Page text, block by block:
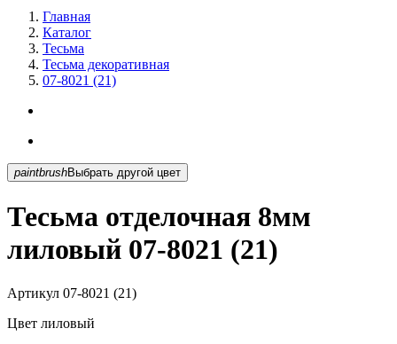
Главная
Каталог
Тесьма
Тесьма декоративная
07-8021 (21)
paintbrush Выбрать другой цвет
Тесьма отделочная 8мм
лиловый 07-8021 (21)
Артикул 07-8021 (21)
Цвет лиловый